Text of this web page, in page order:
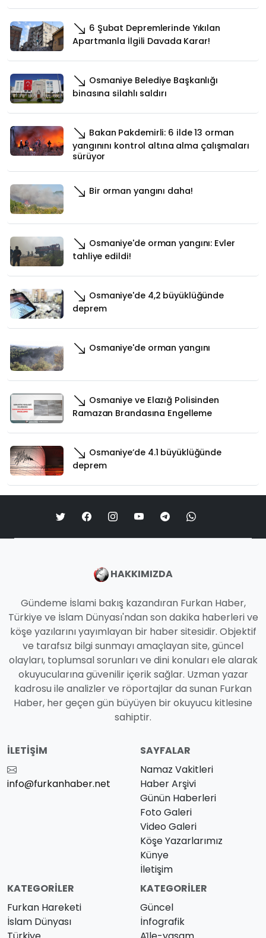
6 Şubat Depremlerinde Yıkılan
Apartmanla İlgili Davada Karar!
Osmaniye Belediye Başkanlığı
binasına silahlı saldırı
Bakan Pakdemirli: 6 ilde 13 orman
yangınını kontrol altına alma çalışmaları
sürüyor
Bir orman yangını daha!
Osmaniye'de orman yangını: Evler
tahliye edildi!
Osmaniye'de 4,2 büyüklüğünde
deprem
Osmaniye'de orman yangını
Osmaniye ve Elazığ Polisinden
Ramazan Brandasına Engelleme
Osmaniye’de 4.1 büyüklüğünde
deprem
HAKKIMIZDA
Gündeme İslami bakış kazandıran Furkan Haber,
Türkiye ve İslam Dünyası'ndan son dakika haberleri ve
köşe yazılarını yayımlayan bir haber sitesidir. Objektif
ve tarafsız bilgi sunmayı amaçlayan site, güncel
olayları, toplumsal sorunları ve dini konuları ele alarak
okuyucularına güvenilir içerik sağlar. Uzman yazar
kadrosu ile analizler ve röportajlar da sunan Furkan
Haber, her geçen gün büyüyen bir okuyucu kitlesine
sahiptir.
İLETIŞIM
info@furkanhaber.net
SAYFALAR
Namaz Vakitleri
Haber Arşivi
Günün Haberleri
Foto Galeri
Video Galeri
Köşe Yazarlarımız
Künye
İletişim
KATEGORILER
Furkan Hareketi
İslam Dünyası
KATEGORILER
Güncel
İnfografik